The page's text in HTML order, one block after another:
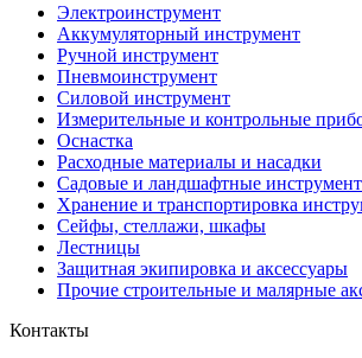
Электроинструмент
Аккумуляторный инструмент
Ручной инструмент
Пневмоинструмент
Силовой инструмент
Измерительные и контрольные
Оснастка
Расходные материалы и насадки
Садовые и ландшафтные
Хранение и транспортировка
Сейфы, стеллажи, шкафы
Лестницы
Защитная экипировка и аксессуары
Прочие строительные и малярные
Контакты